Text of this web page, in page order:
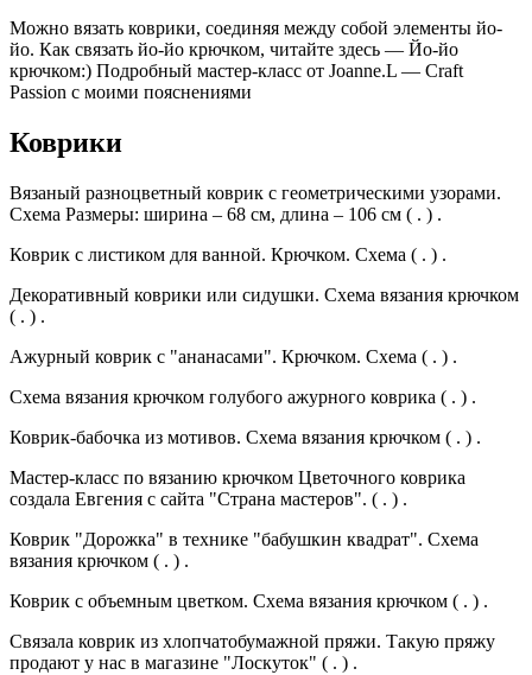
Можно вязать коврики, соединяя между собой элементы йо-
йо. Как связать йо-йо крючком, читайте здесь — Йо-йо
крючком:) Подробный мастер-класс от Joanne.L — Craft
Passion с моими пояснениями
Коврики
Вязаный разноцветный коврик с геометрическими узорами.
Схема Размеры: ширина – 68 см, длина – 106 см ( . ) .
Коврик с листиком для ванной. Крючком. Схема ( . ) .
Декоративный коврики или сидушки. Схема вязания крючком
( . ) .
Ажурный коврик с "ананасами". Крючком. Схема ( . ) .
Схема вязания крючком голубого ажурного коврика ( . ) .
Коврик-бабочка из мотивов. Схема вязания крючком ( . ) .
Мастер-класс по вязанию крючком Цветочного коврика
создала Евгения с сайта "Страна мастеров". ( . ) .
Коврик "Дорожка" в технике "бабушкин квадрат". Схема
вязания крючком ( . ) .
Коврик с объемным цветком. Схема вязания крючком ( . ) .
Связала коврик из хлопчатобумажной пряжи. Такую пряжу
продают у нас в магазине "Лоскуток" ( . ) .